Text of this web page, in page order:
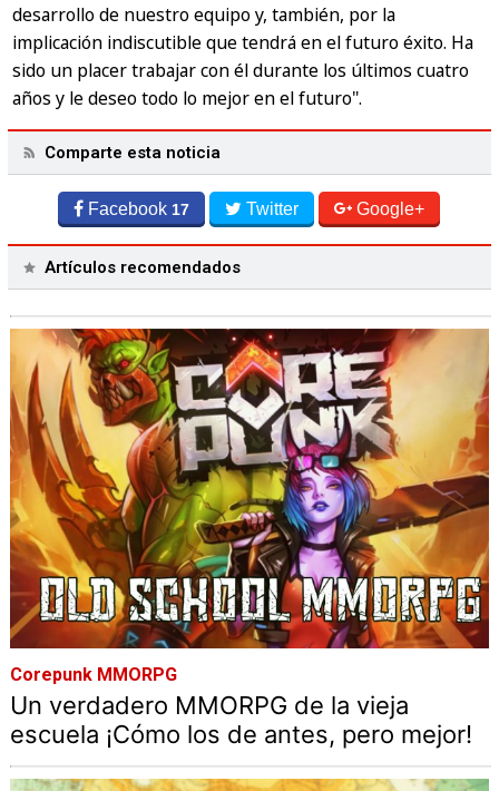
desarrollo de nuestro equipo y, también, por la
implicación indiscutible que tendrá en el futuro éxito. Ha
sido un placer trabajar con él durante los últimos cuatro
años y le deseo todo lo mejor en el futuro".
Comparte esta noticia
Facebook 17 Twitter Google+
Artículos recomendados
Corepunk MMORPG
Un verdadero MMORPG de la vieja
escuela ¡Cómo los de antes, pero mejor!